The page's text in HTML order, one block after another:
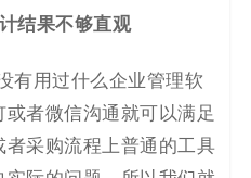
结果不够直观
有用过什么企业管理软
者微信沟通就可以满足
采购流程上普通的工具